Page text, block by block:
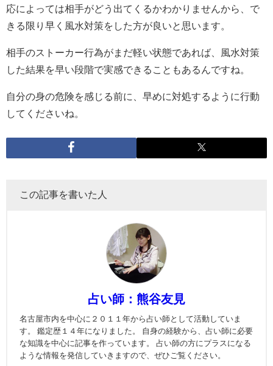
応によっては相手がどう出てくるかわかりませんから、で
きる限り早く風水対策をした方が良いと思います。
相手のストーカー行為がまだ軽い状態であれば、風水対策
した結果を早い段階で実感できることもあるんですね。
自分の身の危険を感じる前に、早めに対処するように行動
してくださいね。
この記事を書いた人
占い師：熊谷友見
名古屋市内を中心に２０１１年から占い師として活動していま
す。 鑑定歴１４年になりました。 自身の経験から、占い師に必要
な知識を中心に記事を作っています。 占い師の方にプラスになる
ような情報を発信していきますので、ぜひご覧ください。